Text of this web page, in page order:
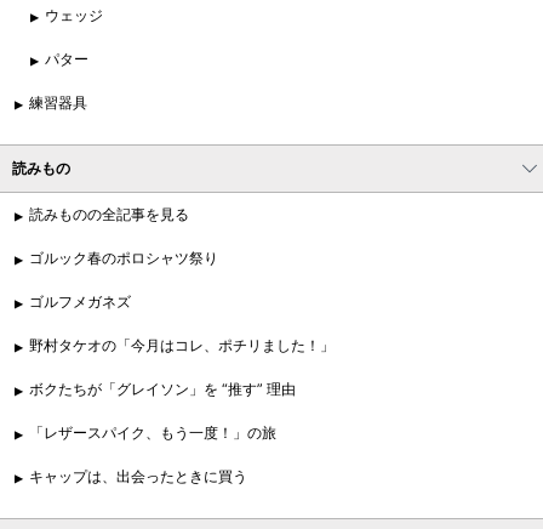
ウェッジ
パター
練習器具
読みもの
読みものの全記事を見る
ゴルック春のポロシャツ祭り
ゴルフメガネズ
野村タケオの「今月はコレ、ポチリました！」
ボクたちが「グレイソン」を “推す” 理由
「レザースパイク、もう一度！」の旅
キャップは、出会ったときに買う